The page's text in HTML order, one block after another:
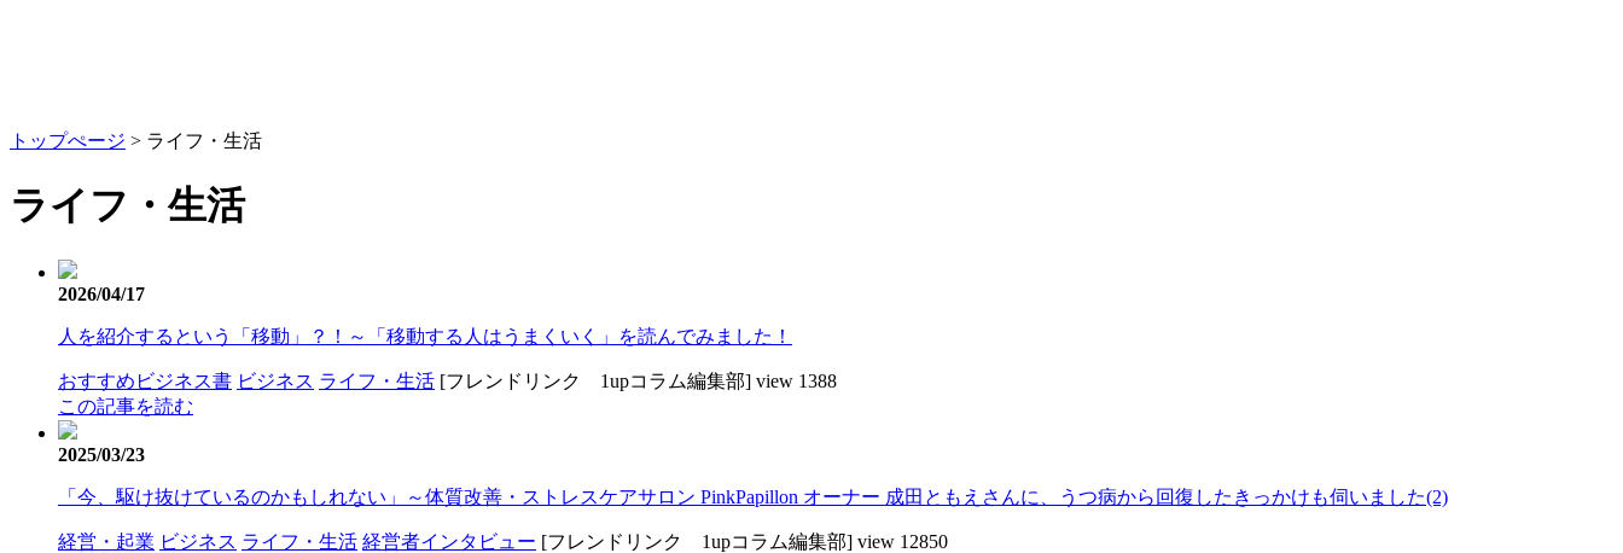
トップぺージ > ライフ・生活
ライフ・生活
2026/04/17
人を紹介するという「移動」？！～「移動する人はうまくいく」を読んでみました！
おすすめビジネス書 ビジネス ライフ・生活 [フレンドリンク 1upコラム編集部] view 1388
この記事を読む
2025/03/23
「今、駆け抜けているのかもしれない」～体質改善・ストレスケアサロン PinkPapillon オーナー 成田ともえさんに、うつ病から回復したきっかけも伺いました(2)
経営・起業 ビジネス ライフ・生活 経営者インタビュー [フレンドリンク 1upコラム編集部] view 12850